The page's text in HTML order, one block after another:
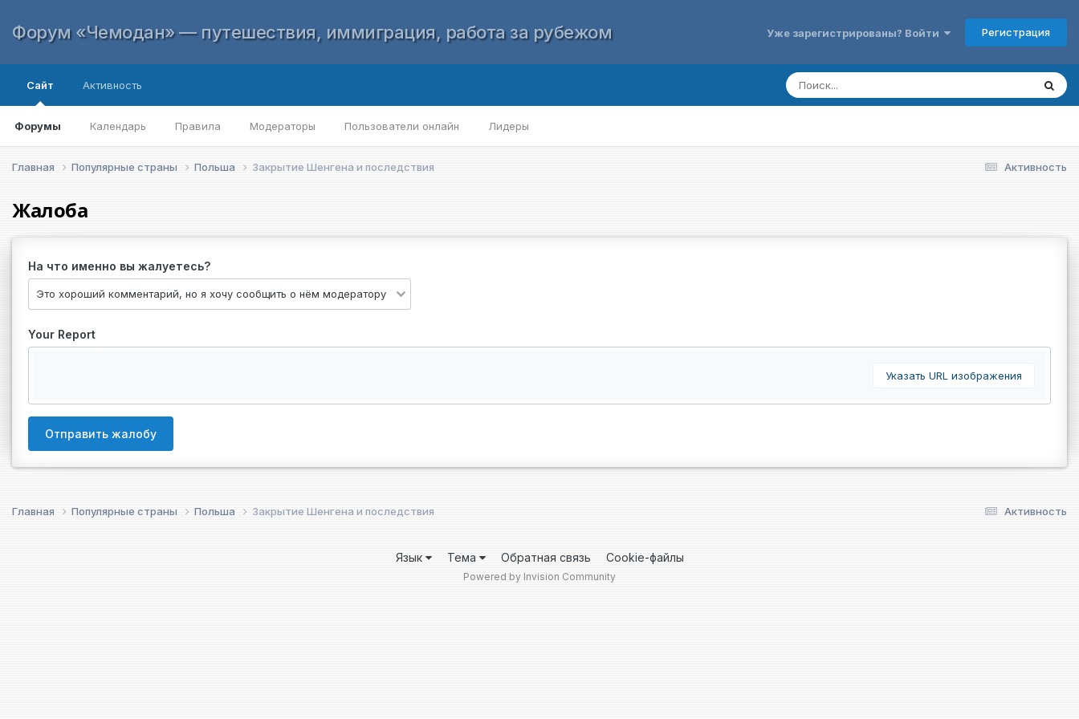
Форум «Чемодан» — путешествия, иммиграция, работа за рубежом Уже зарегистрированы? Войти Регистрация
Сайт
Форумы Календарь Правила Модераторы Пользователи онлайн Лидеры
Активность
Активность
Главная Популярные страны Польша Закрытие Шенгена и последствия
Жалоба
На что именно вы жалуетесь?
Your Report
Указать URL изображения
Отправить жалобу
Активность
Главная Популярные страны Польша Закрытие Шенгена и последствия
Язык Тема Обратная связь Cookie-файлы
Powered by Invision Community